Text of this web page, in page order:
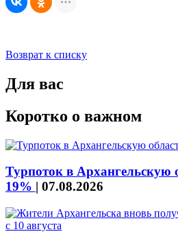
Возврат к списку
Для вас
Коротко о важном
Турпоток в Архангельскую
19% | 07.08.2026